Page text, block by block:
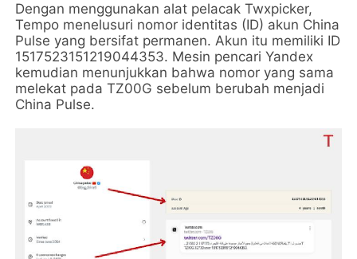
Dengan menggunakan alat pelacak Twxpicker,
Tempo menelusuri nomor identitas (ID) akun China
Pulse yang bersifat permanen. Akun itu memiliki ID
1517523151219044353. Mesin pencari Yandex
kemudian menunjukkan bahwa nomor yang sama
melekat pada TZ00G sebelum berubah menjadi
China Pulse.